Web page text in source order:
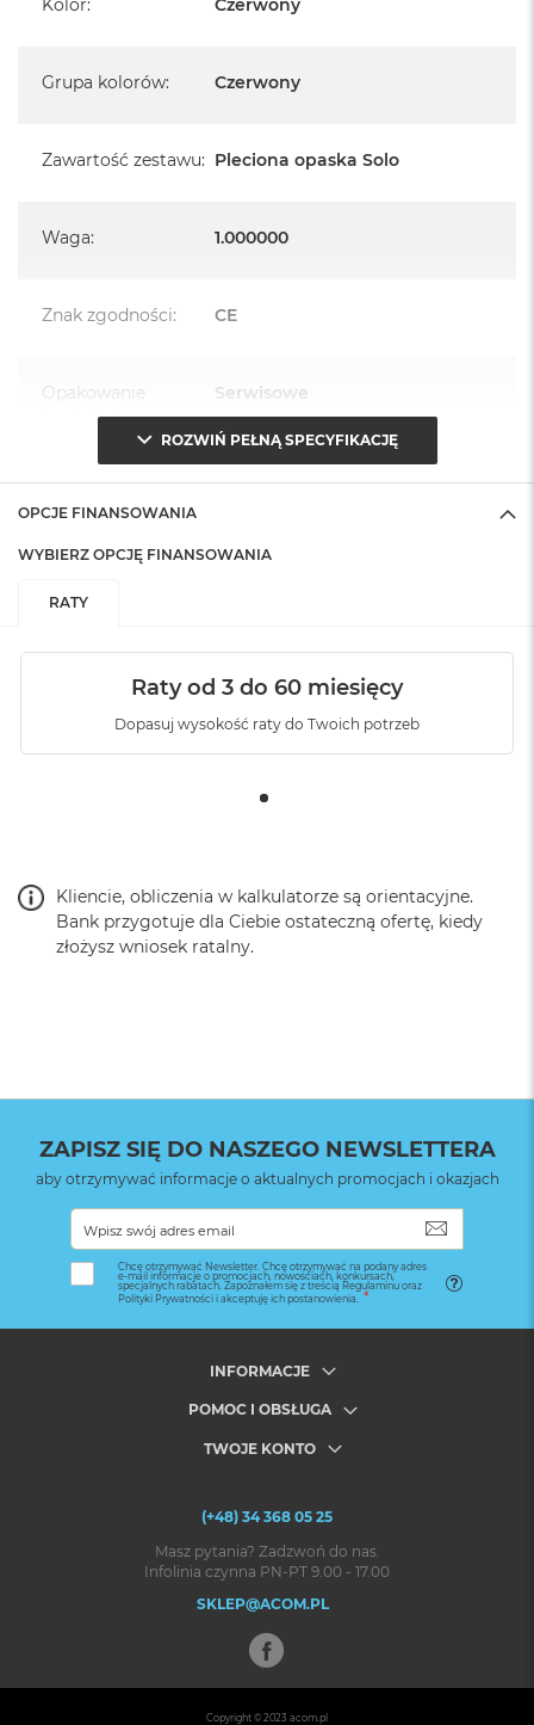
Kolor: Czerwony
Grupa kolorów: Czerwony
Zawartość zestawu: Pleciona opaska Solo
Waga: 1.000000
Znak zgodności: CE
Opakowanie
(pudełko):
Serwisowe
ROZWIŃ PEŁNĄ SPECYFIKACJĘ
OPCJE FINANSOWANIA
WYBIERZ OPCJĘ FINANSOWANIA
RATY
Raty od 3 do 60 miesięcy
Dopasuj wysokość raty do Twoich potrzeb
Kliencie, obliczenia w kalkulatorze są orientacyjne.
Bank przygotuje dla Ciebie ostateczną ofertę, kiedy
złożysz wniosek ratalny.
ZAPISZ SIĘ DO NASZEGO NEWSLETTERA
aby otrzymywać informacje o aktualnych promocjach i okazjach
Chcę otrzymywać Newsletter. Chcę otrzymywać na podany adres
e-mail informacje o promocjach, nowościach, konkursach,
specjalnych rabatach. Zapoznałem się z treścią Regulaminu oraz
Polityki Prywatności i akceptuję ich postanowienia.
INFORMACJE
POMOC I OBSŁUGA
TWOJE KONTO
(+48) 34 368 05 25
Masz pytania? Zadzwoń do nas.
Infolinia czynna PN-PT 9.00 - 17.00
SKLEP@ACOM.PL
Copyright © 2023 acom.pl